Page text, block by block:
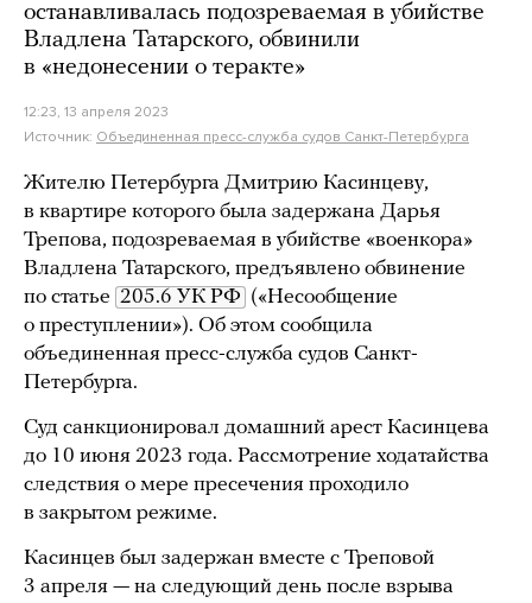
останавливалась подозреваемая в убийстве
Владлена Татарского, обвинили
в «недонесении о теракте»
12:23, 13 апреля 2023
Источник: Объединенная пресс-служба судов Санкт-Петербурга
Жителю Петербурга Дмитрию Касинцеву,
в квартире которого была задержана Дарья
Трепова, подозреваемая в убийстве «военкора»
Владлена Татарского, предъявлено обвинение
по статье 205.6 УК РФ («Несообщение
о преступлении»). Об этом сообщила
объединенная пресс-служба судов Санкт-
Петербурга.
Суд санкционировал домашний арест Касинцева
до 10 июня 2023 года. Рассмотрение ходатайства
следствия о мере пресечения проходило
в закрытом режиме.
Касинцев был задержан вместе с Треповой
3 апреля — на следующий день после взрыва